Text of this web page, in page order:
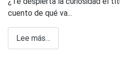
cuento de qué va...
Lee más…